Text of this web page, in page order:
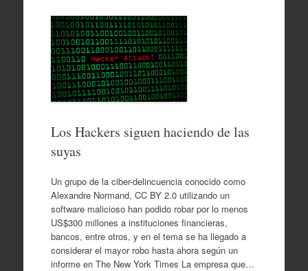
Los Hackers siguen haciendo de las
suyas
Un grupo de la ciber-delincuencia conocido como
Alexandre Normand, CC BY 2.0 utilizando un
software malicioso han podido robar por lo menos
US$300 millones a instituciones financieras,
bancos, entre otros, y en el tema se ha llegado a
considerar el mayor robo hasta ahora según un
informe en The New York Times La empresa que…